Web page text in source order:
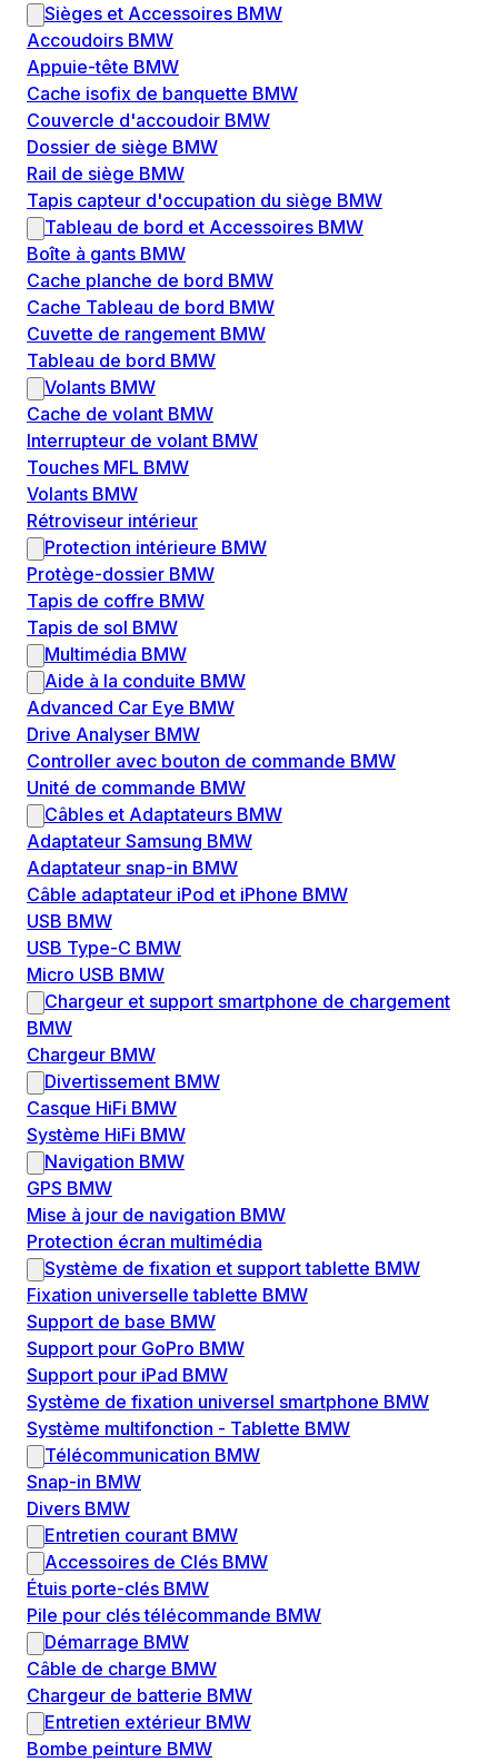
Sièges et Accessoires BMW
Accoudoirs BMW
Appuie-tête BMW
Cache isofix de banquette BMW
Couvercle d'accoudoir BMW
Dossier de siège BMW
Rail de siège BMW
Tapis capteur d'occupation du siège BMW
Tableau de bord et Accessoires BMW
Boîte à gants BMW
Cache planche de bord BMW
Cache Tableau de bord BMW
Cuvette de rangement BMW
Tableau de bord BMW
Volants BMW
Cache de volant BMW
Interrupteur de volant BMW
Touches MFL BMW
Volants BMW
Rétroviseur intérieur
Protection intérieure BMW
Protège-dossier BMW
Tapis de coffre BMW
Tapis de sol BMW
Multimédia BMW
Aide à la conduite BMW
Advanced Car Eye BMW
Drive Analyser BMW
Controller avec bouton de commande BMW
Unité de commande BMW
Câbles et Adaptateurs BMW
Adaptateur Samsung BMW
Adaptateur snap-in BMW
Câble adaptateur iPod et iPhone BMW
USB BMW
USB Type-C BMW
Micro USB BMW
Chargeur et support smartphone de chargement
BMW
Chargeur BMW
Divertissement BMW
Casque HiFi BMW
Système HiFi BMW
Navigation BMW
GPS BMW
Mise à jour de navigation BMW
Protection écran multimédia
Système de fixation et support tablette BMW
Fixation universelle tablette BMW
Support de base BMW
Support pour GoPro BMW
Support pour iPad BMW
Système de fixation universel smartphone BMW
Système multifonction - Tablette BMW
Télécommunication BMW
Snap-in BMW
Divers BMW
Entretien courant BMW
Accessoires de Clés BMW
Étuis porte-clés BMW
Pile pour clés télécommande BMW
Démarrage BMW
Câble de charge BMW
Chargeur de batterie BMW
Entretien extérieur BMW
Bombe peinture BMW